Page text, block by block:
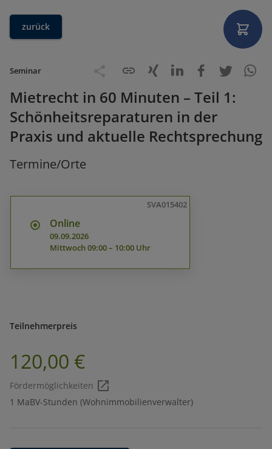
zurück
Seminar
Mietrecht in 60 Minuten – Teil 1:
Schönheitsreparaturen in der
Praxis und aktuelle Rechtsprechung
Termine/Orte
SVA015402
Online
09.09.2026
Mittwoch
09:00 – 10:00 Uhr
Teilnehmerpreis
120,00 €
Fördermöglichkeiten
1 MaBV-Stunden (Wohnimmobilienverwalter)